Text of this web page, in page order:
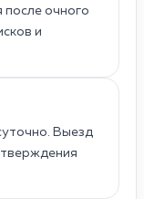
после очного
и
Выезд